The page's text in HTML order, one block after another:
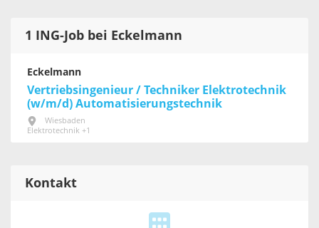
1 ING-Job bei Eckelmann
Eckelmann
Vertriebsingenieur / Techniker Elektrotechnik
(w/m/d) Automatisierungstechnik
Wiesbaden
Elektrotechnik +1
Kontakt